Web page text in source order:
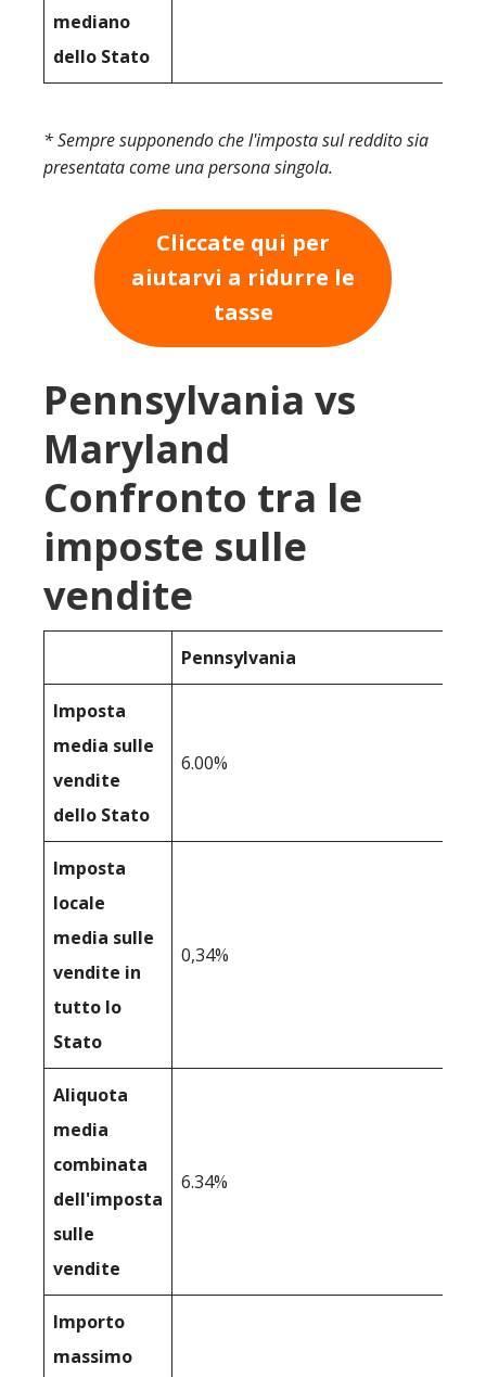
mediano
dello Stato
* Sempre supponendo che l'imposta sul reddito sia
presentata come una persona singola.
Cliccate qui per
aiutarvi a ridurre le
tasse
Pennsylvania vs
Maryland
Confronto tra le
imposte sulle
vendite
Pennsylvania
Imposta
media sulle
vendite
dello Stato
6.00%
Imposta
locale
media sulle
vendite in
tutto lo
Stato
0,34%
Aliquota
media
combinata
dell'imposta
sulle
vendite
6.34%
Importo
massimo